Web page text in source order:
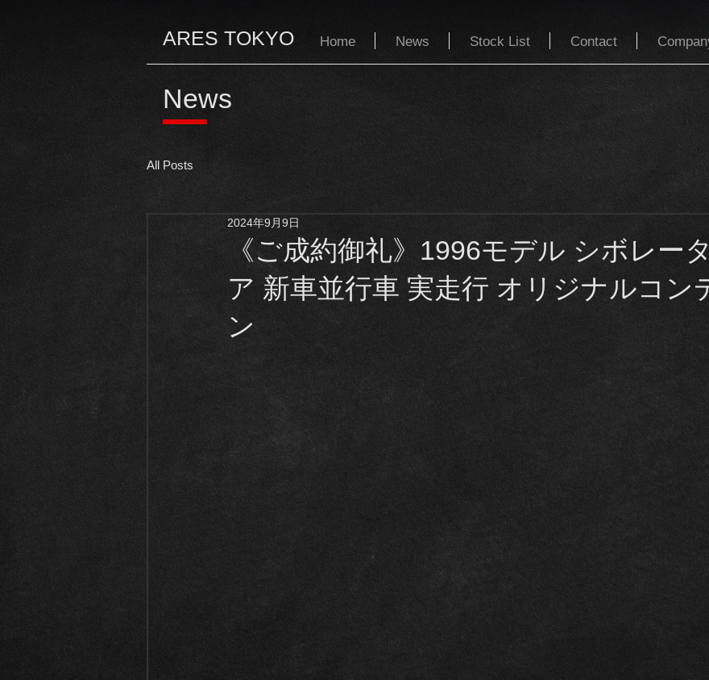
ARES TOKYO Home News Stock List Contact
News
All Posts
《ご成約御礼》1996モデル シボレー
ア 新車並行車 実走行 オリジナルコン
ン
2024年9月9日